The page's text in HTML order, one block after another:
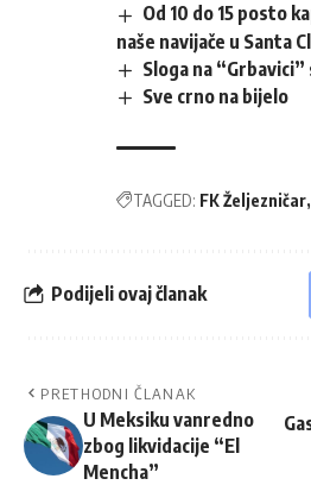
Od 10 do 15 posto
naše navijače u Santa
Sloga na
Sve crno na bijelo
TAGGED: FK Željezničar
Podijeli ovaj članak
PRETHODNI ČLANAK
U Meksiku vanredno
zbog likvidacije “El
Mencha”